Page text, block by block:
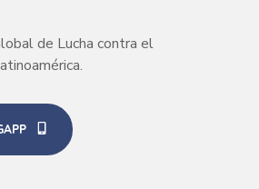
de Lucha contra el